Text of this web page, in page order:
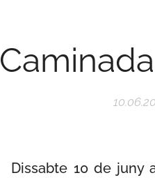
Dissabte 10 de juny